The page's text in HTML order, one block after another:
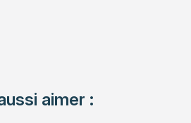
aimer :